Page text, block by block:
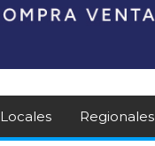
Locales Regionales